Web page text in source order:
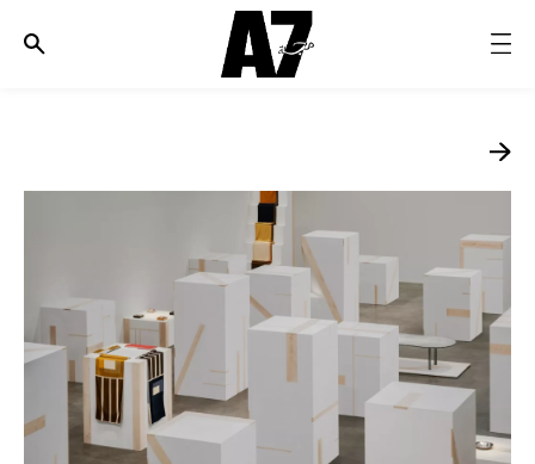
موضة وجمال
ثقافة
ديسكوفري
مجوهرات وساعات
مستقبل
EDITORIALS